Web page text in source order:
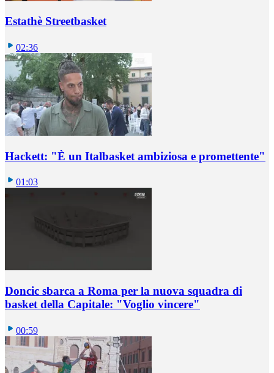
Estathè Streetbasket
02:36
Hackett: "È un Italbasket ambiziosa e promettente"
01:03
Doncic sbarca a Roma per la nuova squadra di
basket della Capitale: "Voglio vincere"
00:59